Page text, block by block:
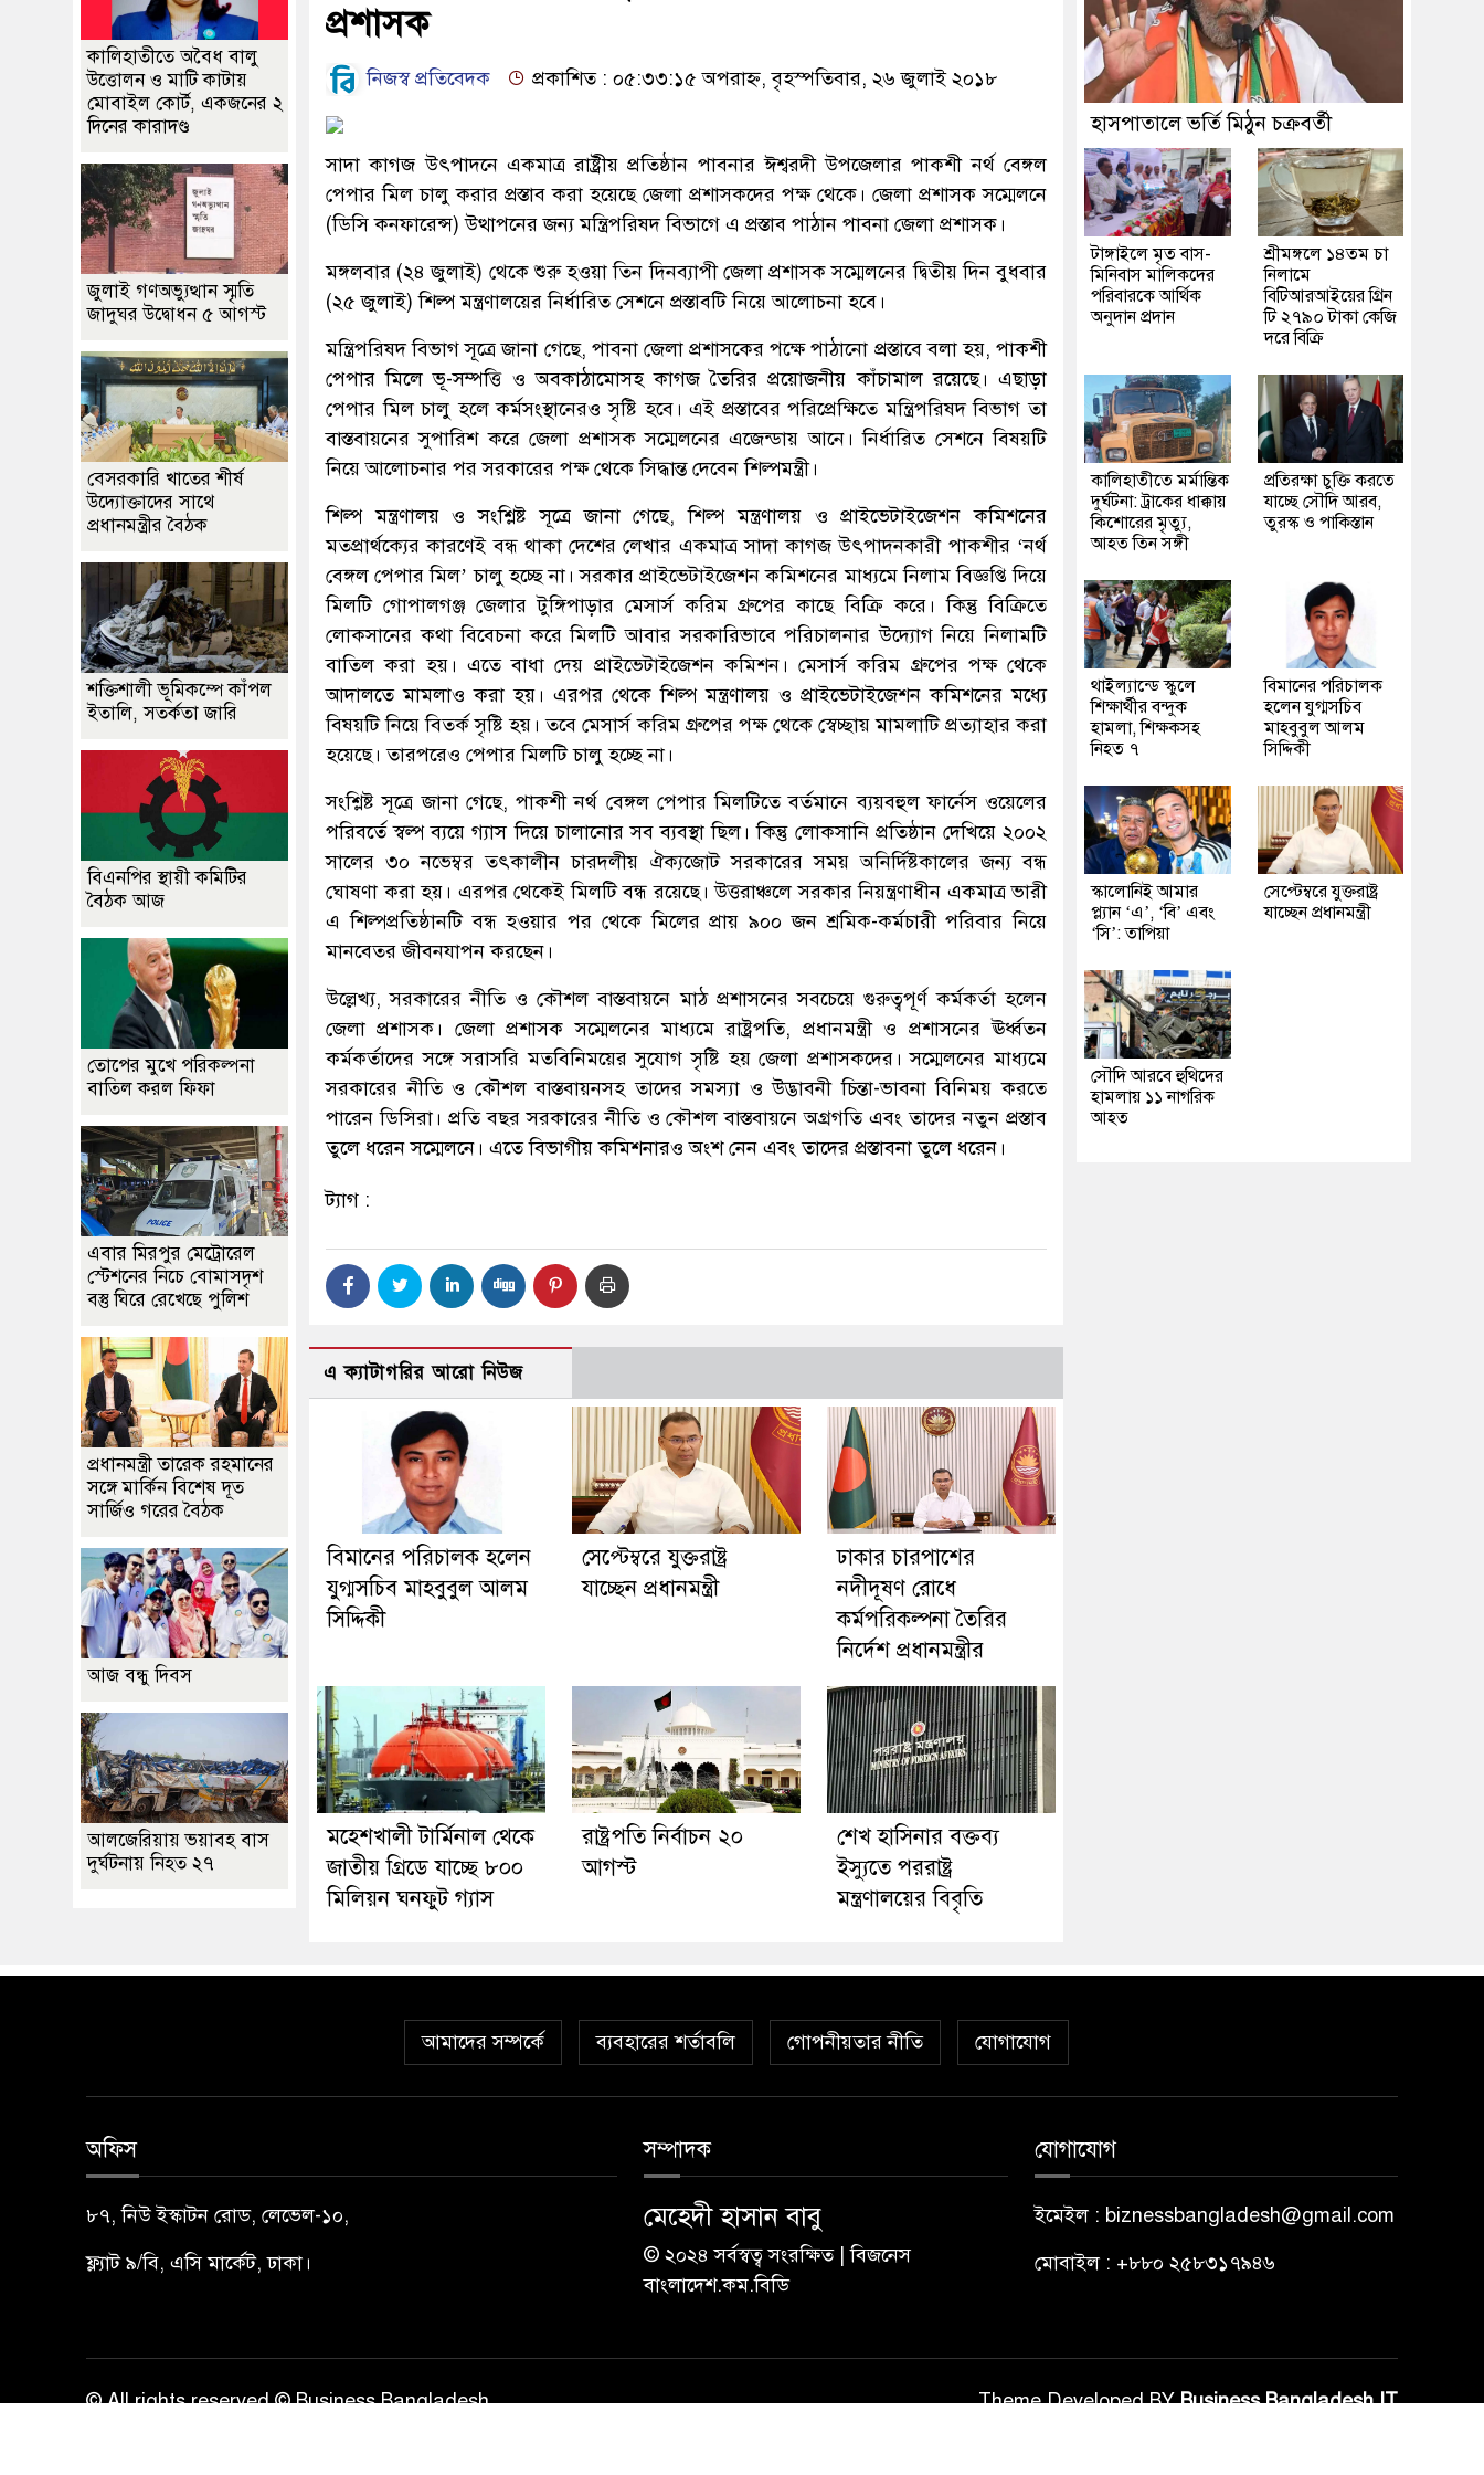
প্রশাসক
নিজস্ব প্রতিবেদক প্রকাশিত : ০৫:৩৩:১৫ অপরাহ্ন, বৃহস্পতিবার, ২৬ জুলাই ২০১৮
সাদা কাগজ উৎপাদনে একমাত্র রাষ্ট্রীয় প্রতিষ্ঠান পাবনার ঈশ্বরদী উপজেলার পাকশী নর্থ বেঙ্গল
পেপার মিল চালু করার প্রস্তাব করা হয়েছে জেলা প্রশাসকদের পক্ষ থেকে। জেলা প্রশাসক সম্মেলনে
(ডিসি কনফারেন্স) উত্থাপনের জন্য মন্ত্রিপরিষদ বিভাগে এ প্রস্তাব পাঠান পাবনা জেলা প্রশাসক।
মঙ্গলবার (২৪ জুলাই) থেকে শুরু হওয়া তিন দিনব্যাপী জেলা প্রশাসক সম্মেলনের দ্বিতীয় দিন বুধবার
(২৫ জুলাই) শিল্প মন্ত্রণালয়ের নির্ধারিত সেশনে প্রস্তাবটি নিয়ে আলোচনা হবে।
মন্ত্রিপরিষদ বিভাগ সূত্রে জানা গেছে, পাবনা জেলা প্রশাসকের পক্ষে পাঠানো প্রস্তাবে বলা হয়, পাকশী
পেপার মিলে ভূ-সম্পত্তি ও অবকাঠামোসহ কাগজ তৈরির প্রয়োজনীয় কাঁচামাল রয়েছে। এছাড়া
পেপার মিল চালু হলে কর্মসংস্থানেরও সৃষ্টি হবে। এই প্রস্তাবের পরিপ্রেক্ষিতে মন্ত্রিপরিষদ বিভাগ তা
বাস্তবায়নের সুপারিশ করে জেলা প্রশাসক সম্মেলনের এজেন্ডায় আনে। নির্ধারিত সেশনে বিষয়টি
নিয়ে আলোচনার পর সরকারের পক্ষ থেকে সিদ্ধান্ত দেবেন শিল্পমন্ত্রী।
শিল্প মন্ত্রণালয় ও সংশ্লিষ্ট সূত্রে জানা গেছে, শিল্প মন্ত্রণালয় ও প্রাইভেটাইজেশন কমিশনের
মতপ্রার্থক্যের কারণেই বন্ধ থাকা দেশের লেখার একমাত্র সাদা কাগজ উৎপাদনকারী পাকশীর ‘নর্থ
বেঙ্গল পেপার মিল’ চালু হচ্ছে না। সরকার প্রাইভেটাইজেশন কমিশনের মাধ্যমে নিলাম বিজ্ঞপ্তি দিয়ে
মিলটি গোপালগঞ্জ জেলার টুঙ্গিপাড়ার মেসার্স করিম গ্রুপের কাছে বিক্রি করে। কিন্তু বিক্রিতে
লোকসানের কথা বিবেচনা করে মিলটি আবার সরকারিভাবে পরিচালনার উদ্যোগ নিয়ে নিলামটি
বাতিল করা হয়। এতে বাধা দেয় প্রাইভেটাইজেশন কমিশন। মেসার্স করিম গ্রুপের পক্ষ থেকে
আদালতে মামলাও করা হয়। এরপর থেকে শিল্প মন্ত্রণালয় ও প্রাইভেটাইজেশন কমিশনের মধ্যে
বিষয়টি নিয়ে বিতর্ক সৃষ্টি হয়। তবে মেসার্স করিম গ্রুপের পক্ষ থেকে স্বেচ্ছায় মামলাটি প্রত্যাহার করা
হয়েছে। তারপরেও পেপার মিলটি চালু হচ্ছে না।
সংশ্লিষ্ট সূত্রে জানা গেছে, পাকশী নর্থ বেঙ্গল পেপার মিলটিতে বর্তমানে ব্যয়বহুল ফার্নেস ওয়েলের
পরিবর্তে স্বল্প ব্যয়ে গ্যাস দিয়ে চালানোর সব ব্যবস্থা ছিল। কিন্তু লোকসানি প্রতিষ্ঠান দেখিয়ে ২০০২
সালের ৩০ নভেম্বর তৎকালীন চারদলীয় ঐক্যজোট সরকারের সময় অনির্দিষ্টকালের জন্য বন্ধ
ঘোষণা করা হয়। এরপর থেকেই মিলটি বন্ধ রয়েছে। উত্তরাঞ্চলে সরকার নিয়ন্ত্রণাধীন একমাত্র ভারী
এ শিল্পপ্রতিষ্ঠানটি বন্ধ হওয়ার পর থেকে মিলের প্রায় ৯০০ জন শ্রমিক-কর্মচারী পরিবার নিয়ে
মানবেতর জীবনযাপন করছেন।
উল্লেখ্য, সরকারের নীতি ও কৌশল বাস্তবায়নে মাঠ প্রশাসনের সবচেয়ে গুরুত্বপূর্ণ কর্মকর্তা হলেন
জেলা প্রশাসক। জেলা প্রশাসক সম্মেলনের মাধ্যমে রাষ্ট্রপতি, প্রধানমন্ত্রী ও প্রশাসনের ঊর্ধ্বতন
কর্মকর্তাদের সঙ্গে সরাসরি মতবিনিময়ের সুযোগ সৃষ্টি হয় জেলা প্রশাসকদের। সম্মেলনের মাধ্যমে
সরকারের নীতি ও কৌশল বাস্তবায়নসহ তাদের সমস্যা ও উদ্ভাবনী চিন্তা-ভাবনা বিনিময় করতে
পারেন ডিসিরা। প্রতি বছর সরকারের নীতি ও কৌশল বাস্তবায়নে অগ্রগতি এবং তাদের নতুন প্রস্তাব
তুলে ধরেন সম্মেলনে। এতে বিভাগীয় কমিশনারও অংশ নেন এবং তাদের প্রস্তাবনা তুলে ধরেন।
ট্যাগ :
এ ক্যাটাগরির আরো নিউজ
বিমানের পরিচালক হলেন
যুগ্মসচিব মাহবুবুল আলম
সিদ্দিকী
সেপ্টেম্বরে যুক্তরাষ্ট্র
যাচ্ছেন প্রধানমন্ত্রী
ঢাকার চারপাশের
নদীদূষণ রোধে
কর্মপরিকল্পনা তৈরির
নির্দেশ প্রধানমন্ত্রীর
মহেশখালী টার্মিনাল থেকে
জাতীয় গ্রিডে যাচ্ছে ৮০০
মিলিয়ন ঘনফুট গ্যাস
রাষ্ট্রপতি নির্বাচন ২০
আগস্ট
শেখ হাসিনার বক্তব্য
ইস্যুতে পররাষ্ট্র
মন্ত্রণালয়ের বিবৃতি
কালিহাতীতে অবৈধ বালু
উত্তোলন ও মাটি কাটায়
মোবাইল কোর্ট, একজনের ২
দিনের কারাদণ্ড
জুলাই গণঅভ্যুত্থান স্মৃতি
জাদুঘর উদ্বোধন ৫ আগস্ট
বেসরকারি খাতের শীর্ষ
উদ্যোক্তাদের সাথে
প্রধানমন্ত্রীর বৈঠক
শক্তিশালী ভূমিকম্পে কাঁপল
ইতালি, সতর্কতা জারি
বিএনপির স্থায়ী কমিটির
বৈঠক আজ
তোপের মুখে পরিকল্পনা
বাতিল করল ফিফা
এবার মিরপুর মেট্রোরেল
স্টেশনের নিচে বোমাসদৃশ
বস্তু ঘিরে রেখেছে পুলিশ
প্রধানমন্ত্রী তারেক রহমানের
সঙ্গে মার্কিন বিশেষ দূত
সার্জিও গরের বৈঠক
আজ বন্ধু দিবস
আলজেরিয়ায় ভয়াবহ বাস
দুর্ঘটনায় নিহত ২৭
হাসপাতালে ভর্তি মিঠুন চক্রবর্তী
টাঙ্গাইলে মৃত বাস-
মিনিবাস মালিকদের
পরিবারকে আর্থিক
অনুদান প্রদান
শ্রীমঙ্গলে ১৪তম চা
নিলামে
বিটিআরআইয়ের গ্রিন
টি ২৭৯০ টাকা কেজি
দরে বিক্রি
কালিহাতীতে মর্মান্তিক
দুর্ঘটনা: ট্রাকের ধাক্কায়
কিশোরের মৃত্যু,
আহত তিন সঙ্গী
প্রতিরক্ষা চুক্তি করতে
যাচ্ছে সৌদি আরব,
তুরস্ক ও পাকিস্তান
থাইল্যান্ডে স্কুলে
শিক্ষার্থীর বন্দুক
হামলা, শিক্ষকসহ
নিহত ৭
বিমানের পরিচালক
হলেন যুগ্মসচিব
মাহবুবুল আলম
সিদ্দিকী
স্কালোনিই আমার
প্ল্যান ‘এ’, ‘বি’ এবং
‘সি’: তাপিয়া
সেপ্টেম্বরে যুক্তরাষ্ট্র
যাচ্ছেন প্রধানমন্ত্রী
সৌদি আরবে হুথিদের
হামলায় ১১ নাগরিক
আহত
আমাদের সম্পর্কে ব্যবহারের শর্তাবলি গোপনীয়তার নীতি যোগাযোগ
অফিস
৮৭, নিউ ইস্কাটন রোড, লেভেল-১০,
ফ্ল্যাট ৯/বি, এসি মার্কেট, ঢাকা।
সম্পাদক
মেহেদী হাসান বাবু
© ২০২৪ সর্বস্বত্ব সংরক্ষিত | বিজনেস
বাংলাদেশ.কম.বিডি
যোগাযোগ
ইমেইল : biznessbangladesh@gmail.com
মোবাইল : +৮৮০ ২৫৮৩১৭৯৪৬
© All rights reserved © Business Bangladesh Theme Developed BYBusiness Bangladesh IT